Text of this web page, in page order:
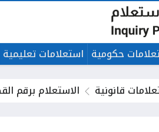
حكومية استعلامات تعليمية
قانونية الاستعلام برقم